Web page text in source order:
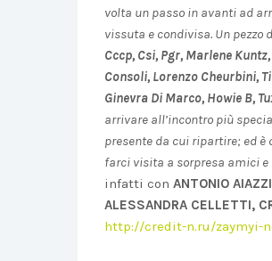
volta un passo in avanti ad
vissuta e condivisa. Un pezzo
Cccp, Csi, Pgr, Marlene
Consoli, Lorenzo Cheurbini,
Ginevra Di Marco, Howie B,
arrivare all’incontro più
presente da cui ripartire; ed è
farci visita a sorpresa amici
infatti con ANTONIO
ALESSANDRA CELLETTI,
http://credit-n.ru/zaymyi-